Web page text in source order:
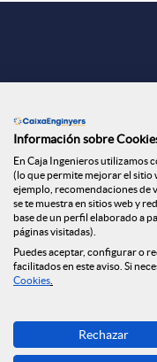
Información sobre
En Caja Ingenieros utilizamos
(lo que permite mejorar el
ejemplo, recomendaciones de
se te muestra en sitios web y
base de un perfil elaborado a
páginas visitadas).
Puedes aceptar, configurar o
facilitados en este aviso. Si
Cookies
Rechazar